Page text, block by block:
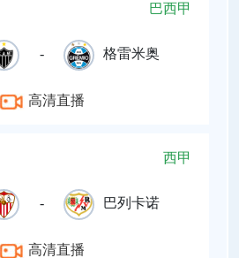
巴西甲
- 格雷米奥
高清直播
西甲
- 巴列卡诺
高清直播